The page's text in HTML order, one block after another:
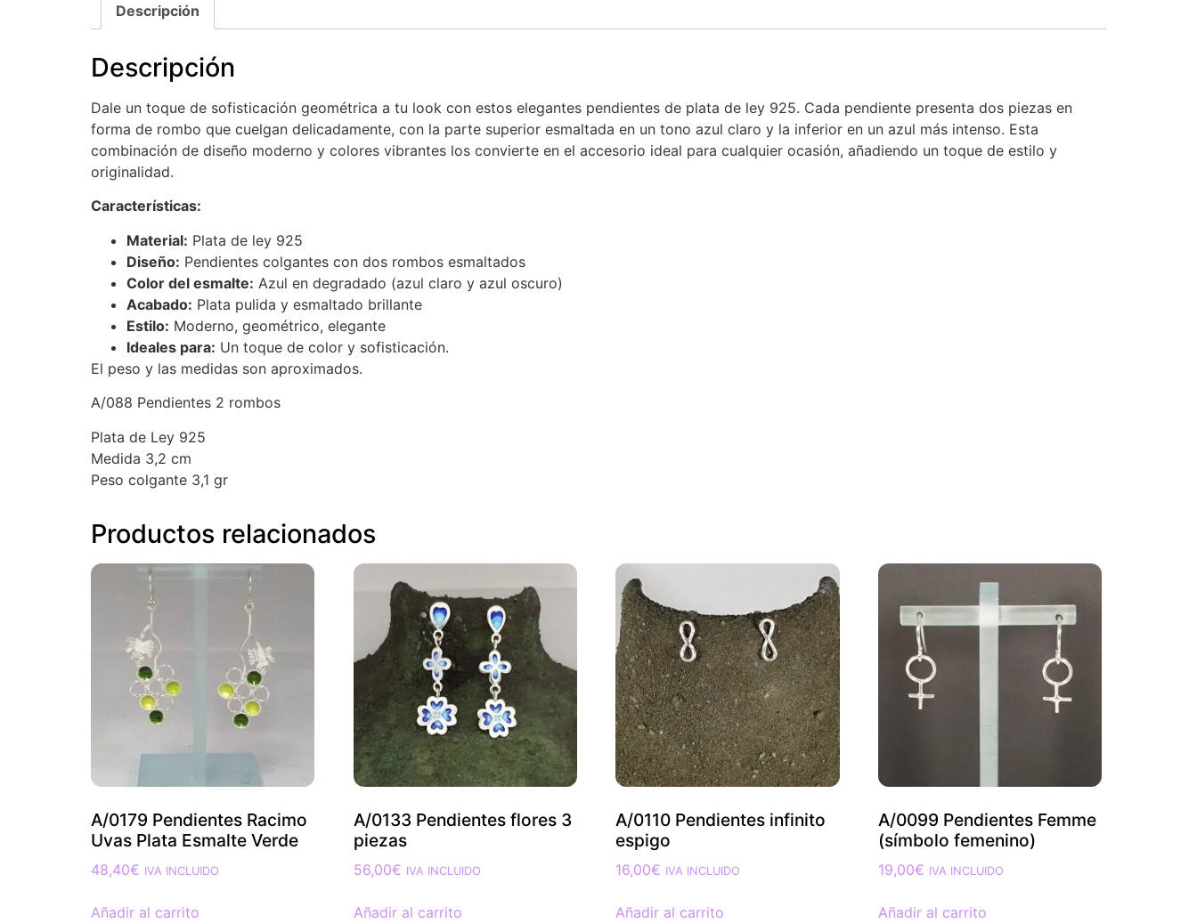
Descripción
Descripción
Dale un toque de sofisticación geométrica a tu look con estos elegantes pendientes de plata de ley 925. Cada pendiente presenta dos piezas en
forma de rombo que cuelgan delicadamente, con la parte superior esmaltada en un tono azul claro y la inferior en un azul más intenso. Esta
combinación de diseño moderno y colores vibrantes los convierte en el accesorio ideal para cualquier ocasión, añadiendo un toque de estilo y
originalidad.
Características:
Material: Plata de ley 925
Diseño: Pendientes colgantes con dos rombos esmaltados
Color del esmalte: Azul en degradado (azul claro y azul oscuro)
Acabado: Plata pulida y esmaltado brillante
Estilo: Moderno, geométrico, elegante
Ideales para: Un toque de color y sofisticación.
El peso y las medidas son aproximados.
A/088 Pendientes 2 rombos
Plata de Ley 925
Medida 3,2 cm
Peso colgante 3,1 gr
Productos relacionados
A/0179 Pendientes Racimo
Uvas Plata Esmalte Verde
48,40€ IVA INCLUIDO
Añadir al carrito
A/0133 Pendientes flores 3
piezas
56,00€ IVA INCLUIDO
Añadir al carrito
A/0110 Pendientes infinito
espigo
16,00€ IVA INCLUIDO
Añadir al carrito
A/0099 Pendientes Femme
(símbolo femenino)
19,00€ IVA INCLUIDO
Añadir al carrito